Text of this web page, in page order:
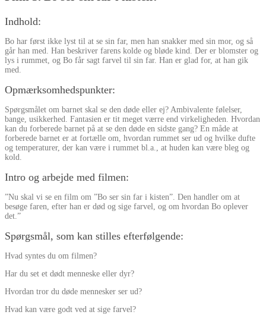
Indhold:
Bo har først ikke lyst til at se sin far, men han snakker med sin mor, og så
går han med. Han beskriver farens kolde og bløde kind. Der er blomster og
lys i rummet, og Bo får sagt farvel til sin far. Han er glad for, at han gik
med.
Opmærksomhedspunkter:
Spørgsmålet om barnet skal se den døde eller ej? Ambivalente følelser,
bange, usikkerhed. Fantasien er tit meget værre end virkeligheden. Hvordan
kan du forberede barnet på at se den døde en sidste gang? En måde at
forberede barnet er at fortælle om, hvordan rummet ser ud og hvilke dufte
og temperaturer, der kan være i rummet bl.a., at huden kan være bleg og
kold.
Intro og arbejde med filmen:
”Nu skal vi se en film om ”Bo ser sin far i kisten”. Den handler om at
besøge faren, efter han er død og sige farvel, og om hvordan Bo oplever
det.”
Spørgsmål, som kan stilles efterfølgende:
Hvad syntes du om filmen?
Har du set et dødt menneske eller dyr?
Hvordan tror du døde mennesker ser ud?
Hvad kan være godt ved at sige farvel?